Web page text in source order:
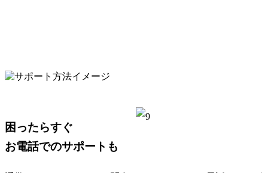
困ったらすぐ
お電話でのサポートも